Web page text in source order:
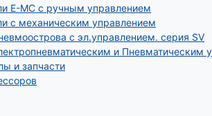
E-MC с ручным управлением
с механическим управлением
с эл.управлением. серия SV
и Пневматическим
и запчасти